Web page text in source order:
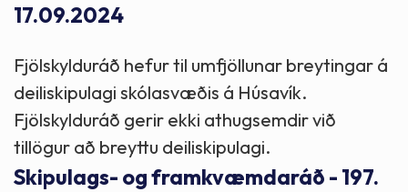
17.09.2024
Fjölskylduráð hefur til umfjöllunar breytingar á
deiliskipulagi skólasvæðis á Húsavík.
Fjölskylduráð gerir ekki athugsemdir við
tillögur að breyttu deiliskipulagi.
Skipulags- og framkvæmdaráð - 197.